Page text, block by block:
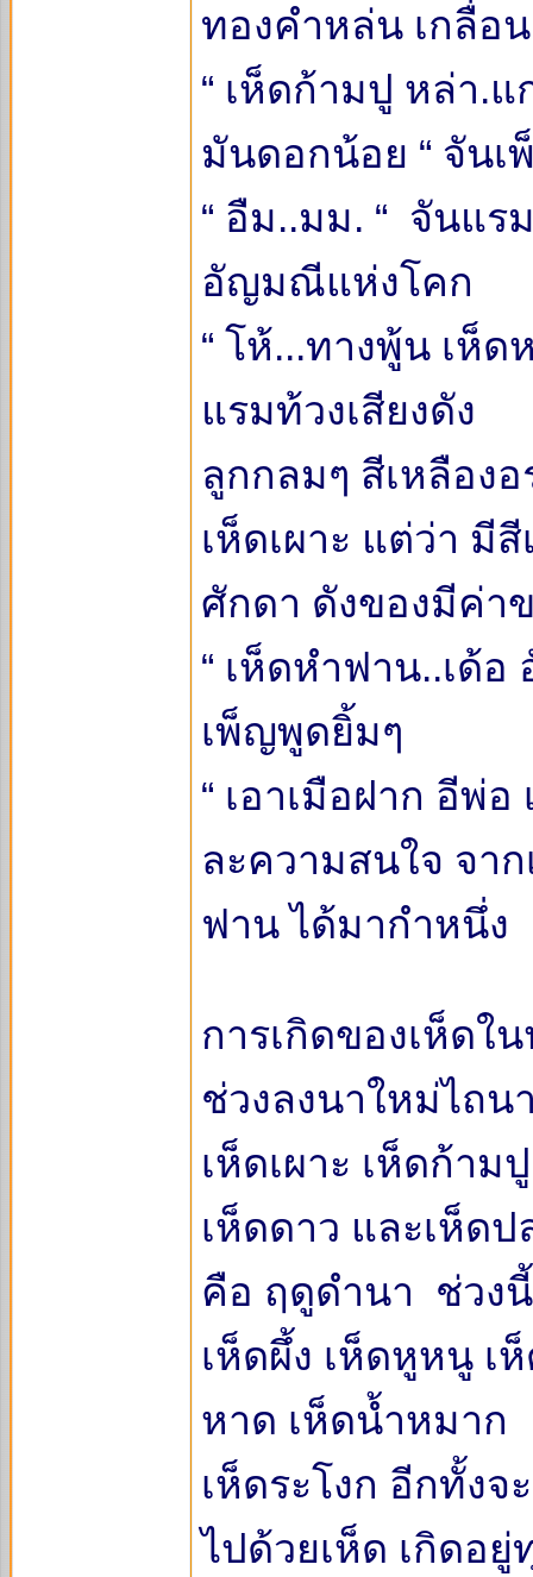
ทองคำหล่น เกลื่อ
“ เห็ดก้ามปู หล่า.
มันดอกน้อย “ จันเ
“ อืม..มม. “ จันแร
อัญมณีแห่งโคก
“ โห้...ทางพู้น เห็ด
แรมท้วงเสียงดัง
ลูกกลมๆ สีเหลือง
เห็ดเผาะ แต่ว่า มี
ศักดา ดังของมีค่า
“ เห็ดหำฟาน..เด้
เพ็ญพูดยิ้มๆ
“ เอาเมือฝาก อีพ่
ละความสนใจ จา
ฟาน ได้มากำหนึ่ง
การเกิดของเห็ดใ
ช่วงลงนาใหม่ไถ
เห็ดเผาะ เห็ดก้า
เห็ดดาว และเห็ด
คือ ฤดูดำนา ช่วง
เห็ดผึ้ง เห็ดหูหนู เ
หาด เห็ดน้ำหมาก
เห็ดระโงก อีกทั้ง
ไปด้วยเห็ด เกิดอ